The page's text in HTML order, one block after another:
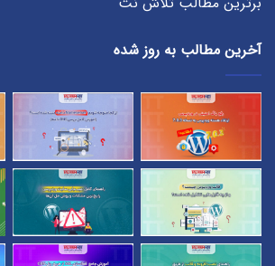
آخرین مطالب به روز شده